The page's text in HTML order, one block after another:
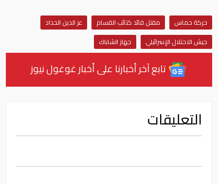
حركة حماس مقتل قائد كتائب القسام
عز الدين الحداد
جيش الاحتلال الإسرائيلي
جهاز الشاباك
تابع آخر أخبارنا على أخبار غوغول نيوز
التعليقات